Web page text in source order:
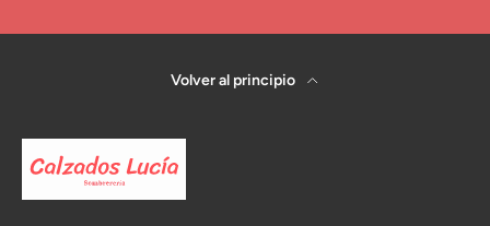
Volver al principio